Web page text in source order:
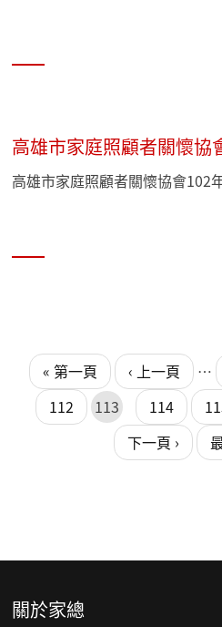
高雄市家庭照顧者關懷協
高雄市家庭照顧者關懷協會102
頁面
頁面« 第一頁 ‹ 上一頁 …
112
113 114
下一頁 ›
關於家總